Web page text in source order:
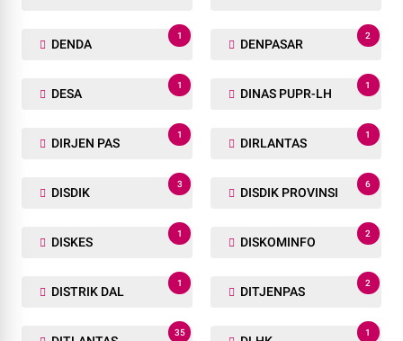
DENDA
1
DENPASAR
2
DESA
1
DINAS PUPR-LH
1
DIRJEN PAS
1
DIRLANTAS
1
DISDIK
3
DISDIK PROVINSI
6
DISKES
1
DISKOMINFO
2
DISTRIK DAL
1
DITJENPAS
2
35 1